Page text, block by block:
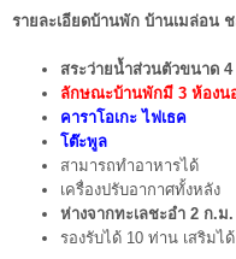
รายละเอียดบ้านพัก บ้านเมล่อน
สระว่ายน้ำส่วนตัวขนาด 4
ลักษณะบ้านพักมี 3 ห้องน
คาราโอเกะ ไฟเธค
โต๊ะพูล
สามารถทำอาหารได้
เครื่องปรับอากาศทั้งหลัง
ห่างจากทะเลชะอำ 2 ก.ม.
รองรับได้ 10 ท่าน เสริมไ